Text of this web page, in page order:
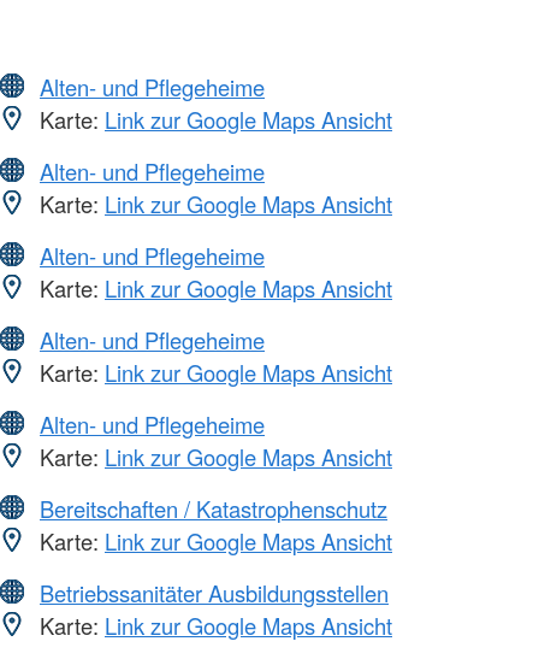
Alten- und Pflegeheime
Karte: Link zur Google Maps Ansicht
Alten- und Pflegeheime
Karte: Link zur Google Maps Ansicht
Alten- und Pflegeheime
Karte: Link zur Google Maps Ansicht
Alten- und Pflegeheime
Karte: Link zur Google Maps Ansicht
Alten- und Pflegeheime
Karte: Link zur Google Maps Ansicht
Bereitschaften / Katastrophenschutz
Karte: Link zur Google Maps Ansicht
Betriebssanitäter Ausbildungsstellen
Karte: Link zur Google Maps Ansicht